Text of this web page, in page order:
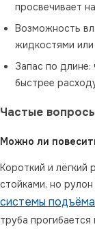
просвечивает
Возможность
жидкостями или
Запас по
быстрее
Частые
Можно ли
Короткий и
стойками, но
системы
труба